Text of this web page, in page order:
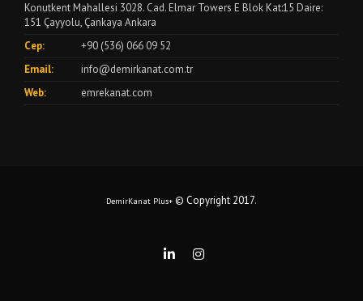
Konutkent Mahallesi 3028. Cad. Elmar Towers E Blok Kat:15 Daire:
151 Çayyolu, Çankaya Ankara
Cep:
+90 (536) 066 09 52
Email:
info@demirkanat.com.tr
Web:
emrekanat.com
DemirKanat Plus+ © Copyright 2017.